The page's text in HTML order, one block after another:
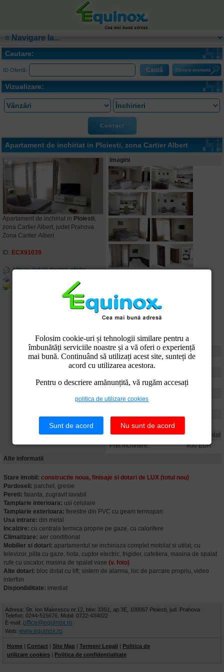
Folosim cookie-uri și tehnologii similare pentru a
îmbunătăți serviciile noastre și a vă oferi o experiență
mai bună. Continuând să utilizați acest site, sunteți de
acord cu utilizarea acestora.
Pentru o descriere amănunțită, vă rugăm accesați
politica de utilizare cookies
Sunt de acord Nu sunt de acord
Cautare:
ID Ofertă:
Vizualizare:
Contact
Apartament de inchiriat in Ploiesti, zona Cartier Albert
Apartament de inchiriat in Ploiesti,
zona Cartier Albert, judet Prahova
Zona Cartier Albert
ID: ECX91039
Vreau detalii despre oferta
Trimite unui prieten
Imagini
Caracteristici
Numar camere:
Suprafata:
100 mp
Numar bai:
An constructie:
Tip locuinta:
decomandat
Pret inchiriere:
800 EUR
Alte informatii
Stare imobil: constructie noua, finisaje si dotari de LUX (totul nou)
Pardoseli: parchet, gresie
Pereti: faianta, zugravit lavabil
Tamplarie interioara: usi celulare
Tamplarie exterioara: ferestre din PVC cu geam termopan
Usa intrare: din metal
Incalzire: cu centrala termica proprie pe gaze, cu calorifere
Climatizare: aer conditionat
Mobilier si dotari: apartamentul se inchiriaza complet mobilat si utilat, cu
televizor, plita cu gaze, hota, cuptor electric, frigider, cafetiera, masina de spalat
rufe cu uscator, masina de spalat vase (v. foto)
Alte dotari: bloc dotat cu lift; sistem de alarma, loc de parcare propriu, video
interfon
Disponibilitate: imediat
Adresa: Str. Ion Maiorescu nr.12, bloc 33S1, ap.3E, 100067 Ploiesti, jud. Prahova
Telefon: 0244-515676, Mobil: 0722-434022
E-mail: office@equinox.ro
Web: www.equinox.ro
Home | Contact | Site Map | Termeni Legali | Politica de
utilizare cookies | Politica de confidentialitate